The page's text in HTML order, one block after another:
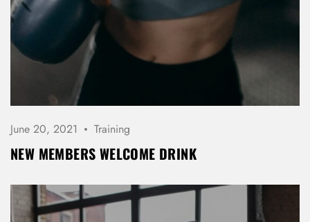
June 20, 2021 Training
NEW MEMBERS WELCOME DRINK